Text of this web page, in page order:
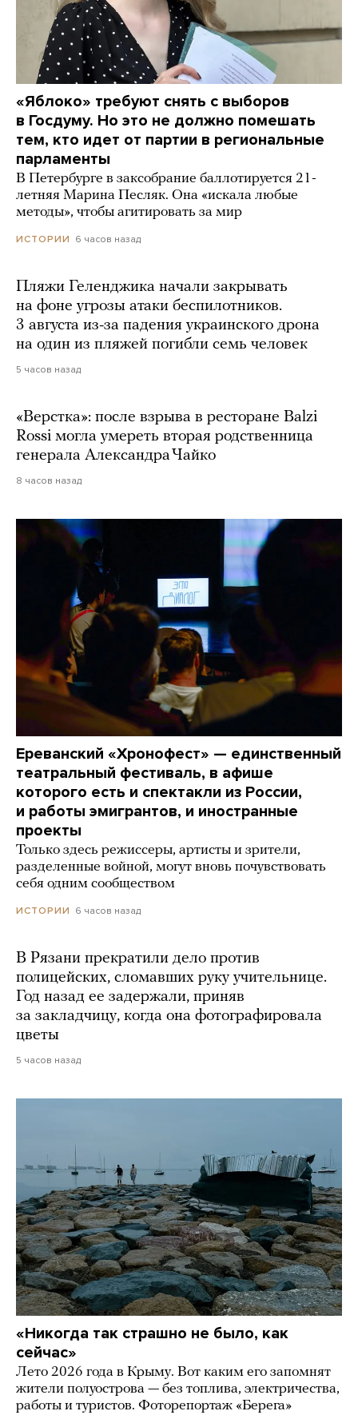
«Яблоко» требуют снять с выборов
в Госдуму. Но это не должно помешать
тем, кто идет от партии в региональные
парламенты
В Петербурге в заксобрание баллотируется 21-
летняя Марина Песляк. Она «искала любые
методы», чтобы агитировать за мир
ИСТОРИИ 6 часов назад
Пляжи Геленджика начали закрывать
на фоне угрозы атаки беспилотников.
3 августа из-за падения украинского дрона
на один из пляжей погибли семь человек
5 часов назад
«Верстка»: после взрыва в ресторане Balzi
Rossi могла умереть вторая родственница
генерала Александра Чайко
8 часов назад
Ереванский «Хронофест» — единственный
театральный фестиваль, в афише
которого есть и спектакли из России,
и работы эмигрантов, и иностранные
проекты
Только здесь режиссеры, артисты и зрители,
разделенные войной, могут вновь почувствовать
себя одним сообществом
ИСТОРИИ 6 часов назад
В Рязани прекратили дело против
полицейских, сломавших руку учительнице.
Год назад ее задержали, приняв
за закладчицу, когда она фотографировала
цветы
5 часов назад
«Никогда так страшно не было, как
сейчас»
Лето 2026 года в Крыму. Вот каким его запомнят
жители полуострова — без топлива, электричества,
работы и туристов. Фоторепортаж «Берега»